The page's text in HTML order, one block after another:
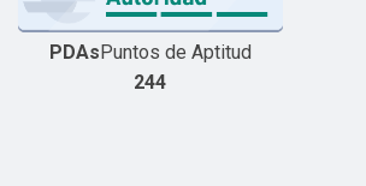
PDAsPuntos de Aptitud
244